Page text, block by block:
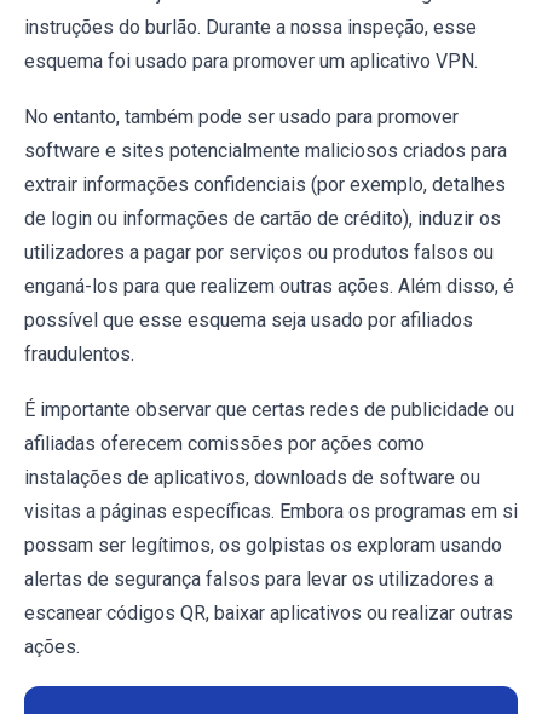
instruções do burlão. Durante a nossa inspeção, esse
esquema foi usado para promover um aplicativo VPN.
No entanto, também pode ser usado para promover
software e sites potencialmente maliciosos criados para
extrair informações confidenciais (por exemplo, detalhes
de login ou informações de cartão de crédito), induzir os
utilizadores a pagar por serviços ou produtos falsos ou
enganá-los para que realizem outras ações. Além disso, é
possível que esse esquema seja usado por afiliados
fraudulentos.
É importante observar que certas redes de publicidade ou
afiliadas oferecem comissões por ações como
instalações de aplicativos, downloads de software ou
visitas a páginas específicas. Embora os programas em si
possam ser legítimos, os golpistas os exploram usando
alertas de segurança falsos para levar os utilizadores a
escanear códigos QR, baixar aplicativos ou realizar outras
ações.